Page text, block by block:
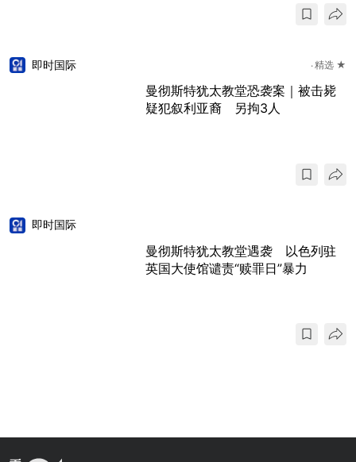
即时国际 精选 ★
曼彻斯特犹太教堂恐袭案｜被击毙
疑犯叙利亚裔 另拘3人
即时国际
曼彻斯特犹太教堂遇袭 以色列驻
英国大使馆谴责“赎罪日”暴力